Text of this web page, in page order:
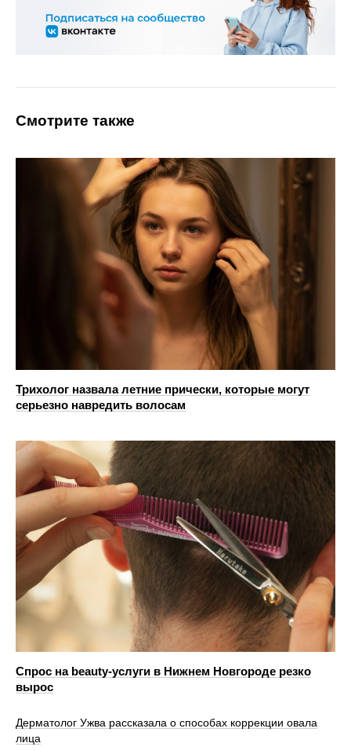
Смотрите также
Трихолог назвала летние прически, которые могут
серьезно навредить волосам
Спрос на beauty‑услуги в Нижнем Новгороде резко
вырос
Дерматолог Ужва рассказала о способах коррекции овала
лица